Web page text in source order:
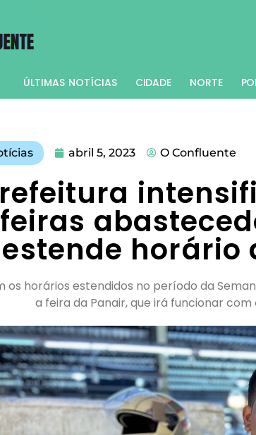
ÚLTIMAS NOTÍCIAS CIDADE NORTE
abril 5, 2023 O Confluente
feiras
estende horário
os horários estendidos no período da
a feira da Panair, que irá funcionar